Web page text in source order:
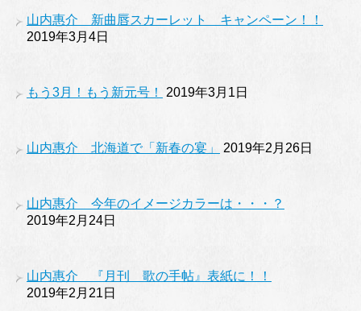
山内惠介 新曲唇スカーレット キャンペーン！！
2019年3月4日
もう3月！もう新元号！ 2019年3月1日
山内惠介 北海道で「新春の宴」 2019年2月26日
山内惠介 今年のイメージカラーは・・・？
2019年2月24日
山内惠介 『月刊 歌の手帖』表紙に！！
2019年2月21日